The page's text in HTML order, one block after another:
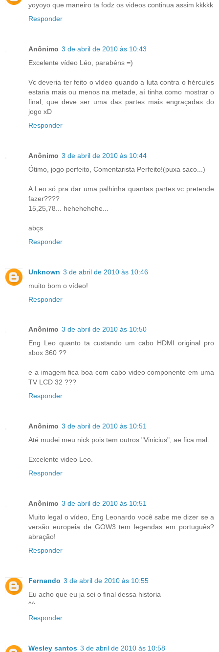
yoyoyo que maneiro ta fodz os videos continua assim kkkkk
Responder
Anônimo 3 de abril de 2010 às 10:43
Excelente vídeo Léo, parabéns =)
Vc deveria ter feito o vídeo quando a luta contra o hércules
estaria mais ou menos na metade, aí tinha como mostrar o
final, que deve ser uma das partes mais engraçadas do
jogo xD
Responder
Anônimo 3 de abril de 2010 às 10:44
Ótimo, jogo perfeito, Comentarista Perfeito!(puxa saco...)
A Leo só pra dar uma palhinha quantas partes vc pretende
fazer????
15,25,78... hehehehehe...
abçs
Responder
Unknown 3 de abril de 2010 às 10:46
muito bom o vídeo!
Responder
Anônimo 3 de abril de 2010 às 10:50
Eng Leo quanto ta custando um cabo HDMI original pro
xbox 360 ??
e a imagem fica boa com cabo video componente em uma
TV LCD 32 ???
Responder
Anônimo 3 de abril de 2010 às 10:51
Até mudei meu nick pois tem outros "Vinicius", ae fica mal.
Excelente video Leo.
Responder
Anônimo 3 de abril de 2010 às 10:51
Muito legal o vídeo, Eng Leonardo você sabe me dizer se a
versão europeia de GOW3 tem legendas em português?
abração!
Responder
Fernando 3 de abril de 2010 às 10:55
Eu acho que eu ja sei o final dessa historia
^^
Responder
Wesley santos 3 de abril de 2010 às 10:58